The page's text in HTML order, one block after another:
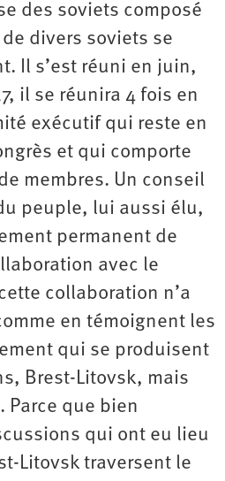
des soviets composé
divers soviets se
Il s’est réuni en juin,
il se réunira 4 fois en
exécutif qui reste en
et qui comporte
membres. Un conseil
peuple, lui aussi élu,
permanent de
avec le
collaboration n’a
en témoignent les
qui se produisent
Brest-Litovsk, mais
Parce que bien
qui ont eu lieu
Litovsk traversent le